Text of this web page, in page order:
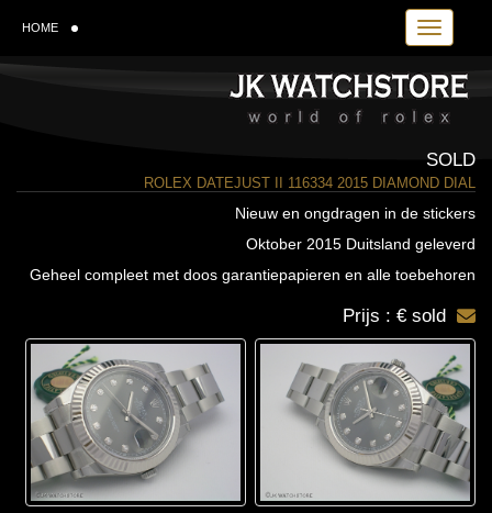
Toggle
HOME
SOLD
ROLEX DATEJUST II 116334 2015 DIAMOND DIAL
Nieuw en ongdragen in de stickers
Oktober 2015 Duitsland geleverd
Geheel compleet met doos garantiepapieren en alle toebehoren
Prijs : € sold